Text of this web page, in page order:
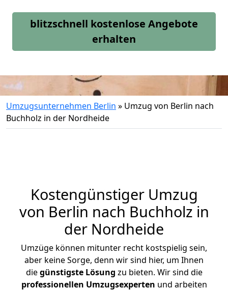
blitzschnell kostenlose Angebote
erhalten
Umzugsunternehmen Berlin » Umzug von Berlin nach
Buchholz in der Nordheide
Kostengünstiger Umzug
von Berlin nach Buchholz in
der Nordheide
Umzüge können mitunter recht kostspielig sein,
aber keine Sorge, denn wir sind hier, um Ihnen
diegünstigste Lösung zu bieten. Wir sind die
professionellen Umzugsexperten und arbeiten